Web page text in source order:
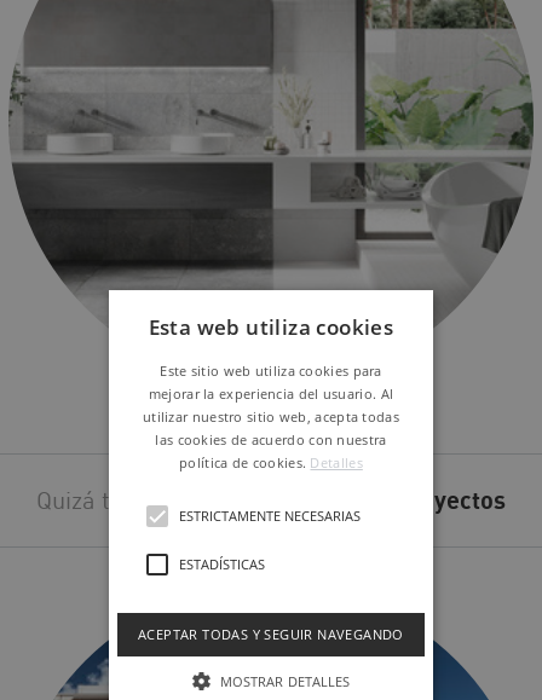
UNDERGROUND
Quizá también te interesen estos proyectos
Esta web utiliza cookies
Este sitio web utiliza cookies para
mejorar la experiencia del usuario. Al
utilizar nuestro sitio web, acepta todas
las cookies de acuerdo con nuestra
política de cookies. Detalles
ESTRICTAMENTE NECESARIAS
ESTADÍSTICAS
ACEPTAR TODAS Y SEGUIR NAVEGANDO
MOSTRAR DETALLES